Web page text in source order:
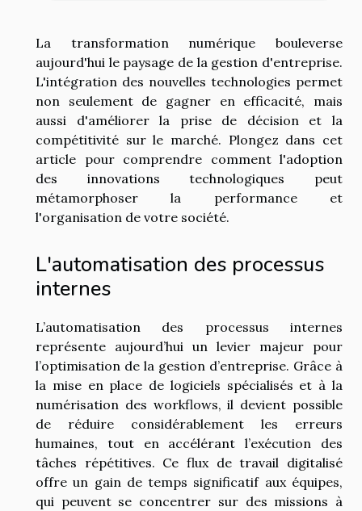
La transformation numérique bouleverse
aujourd'hui le paysage de la gestion d'entreprise.
L'intégration des nouvelles technologies permet
non seulement de gagner en efficacité, mais
aussi d'améliorer la prise de décision et la
compétitivité sur le marché. Plongez dans cet
article pour comprendre comment l'adoption
des innovations technologiques peut
métamorphoser la performance et
l'organisation de votre société.
L'automatisation des processus
internes
L’automatisation des processus internes
représente aujourd’hui un levier majeur pour
l’optimisation de la gestion d’entreprise. Grâce à
la mise en place de logiciels spécialisés et à la
numérisation des workflows, il devient possible
de réduire considérablement les erreurs
humaines, tout en accélérant l’exécution des
tâches répétitives. Ce flux de travail digitalisé
offre un gain de temps significatif aux équipes,
qui peuvent se concentrer sur des missions à